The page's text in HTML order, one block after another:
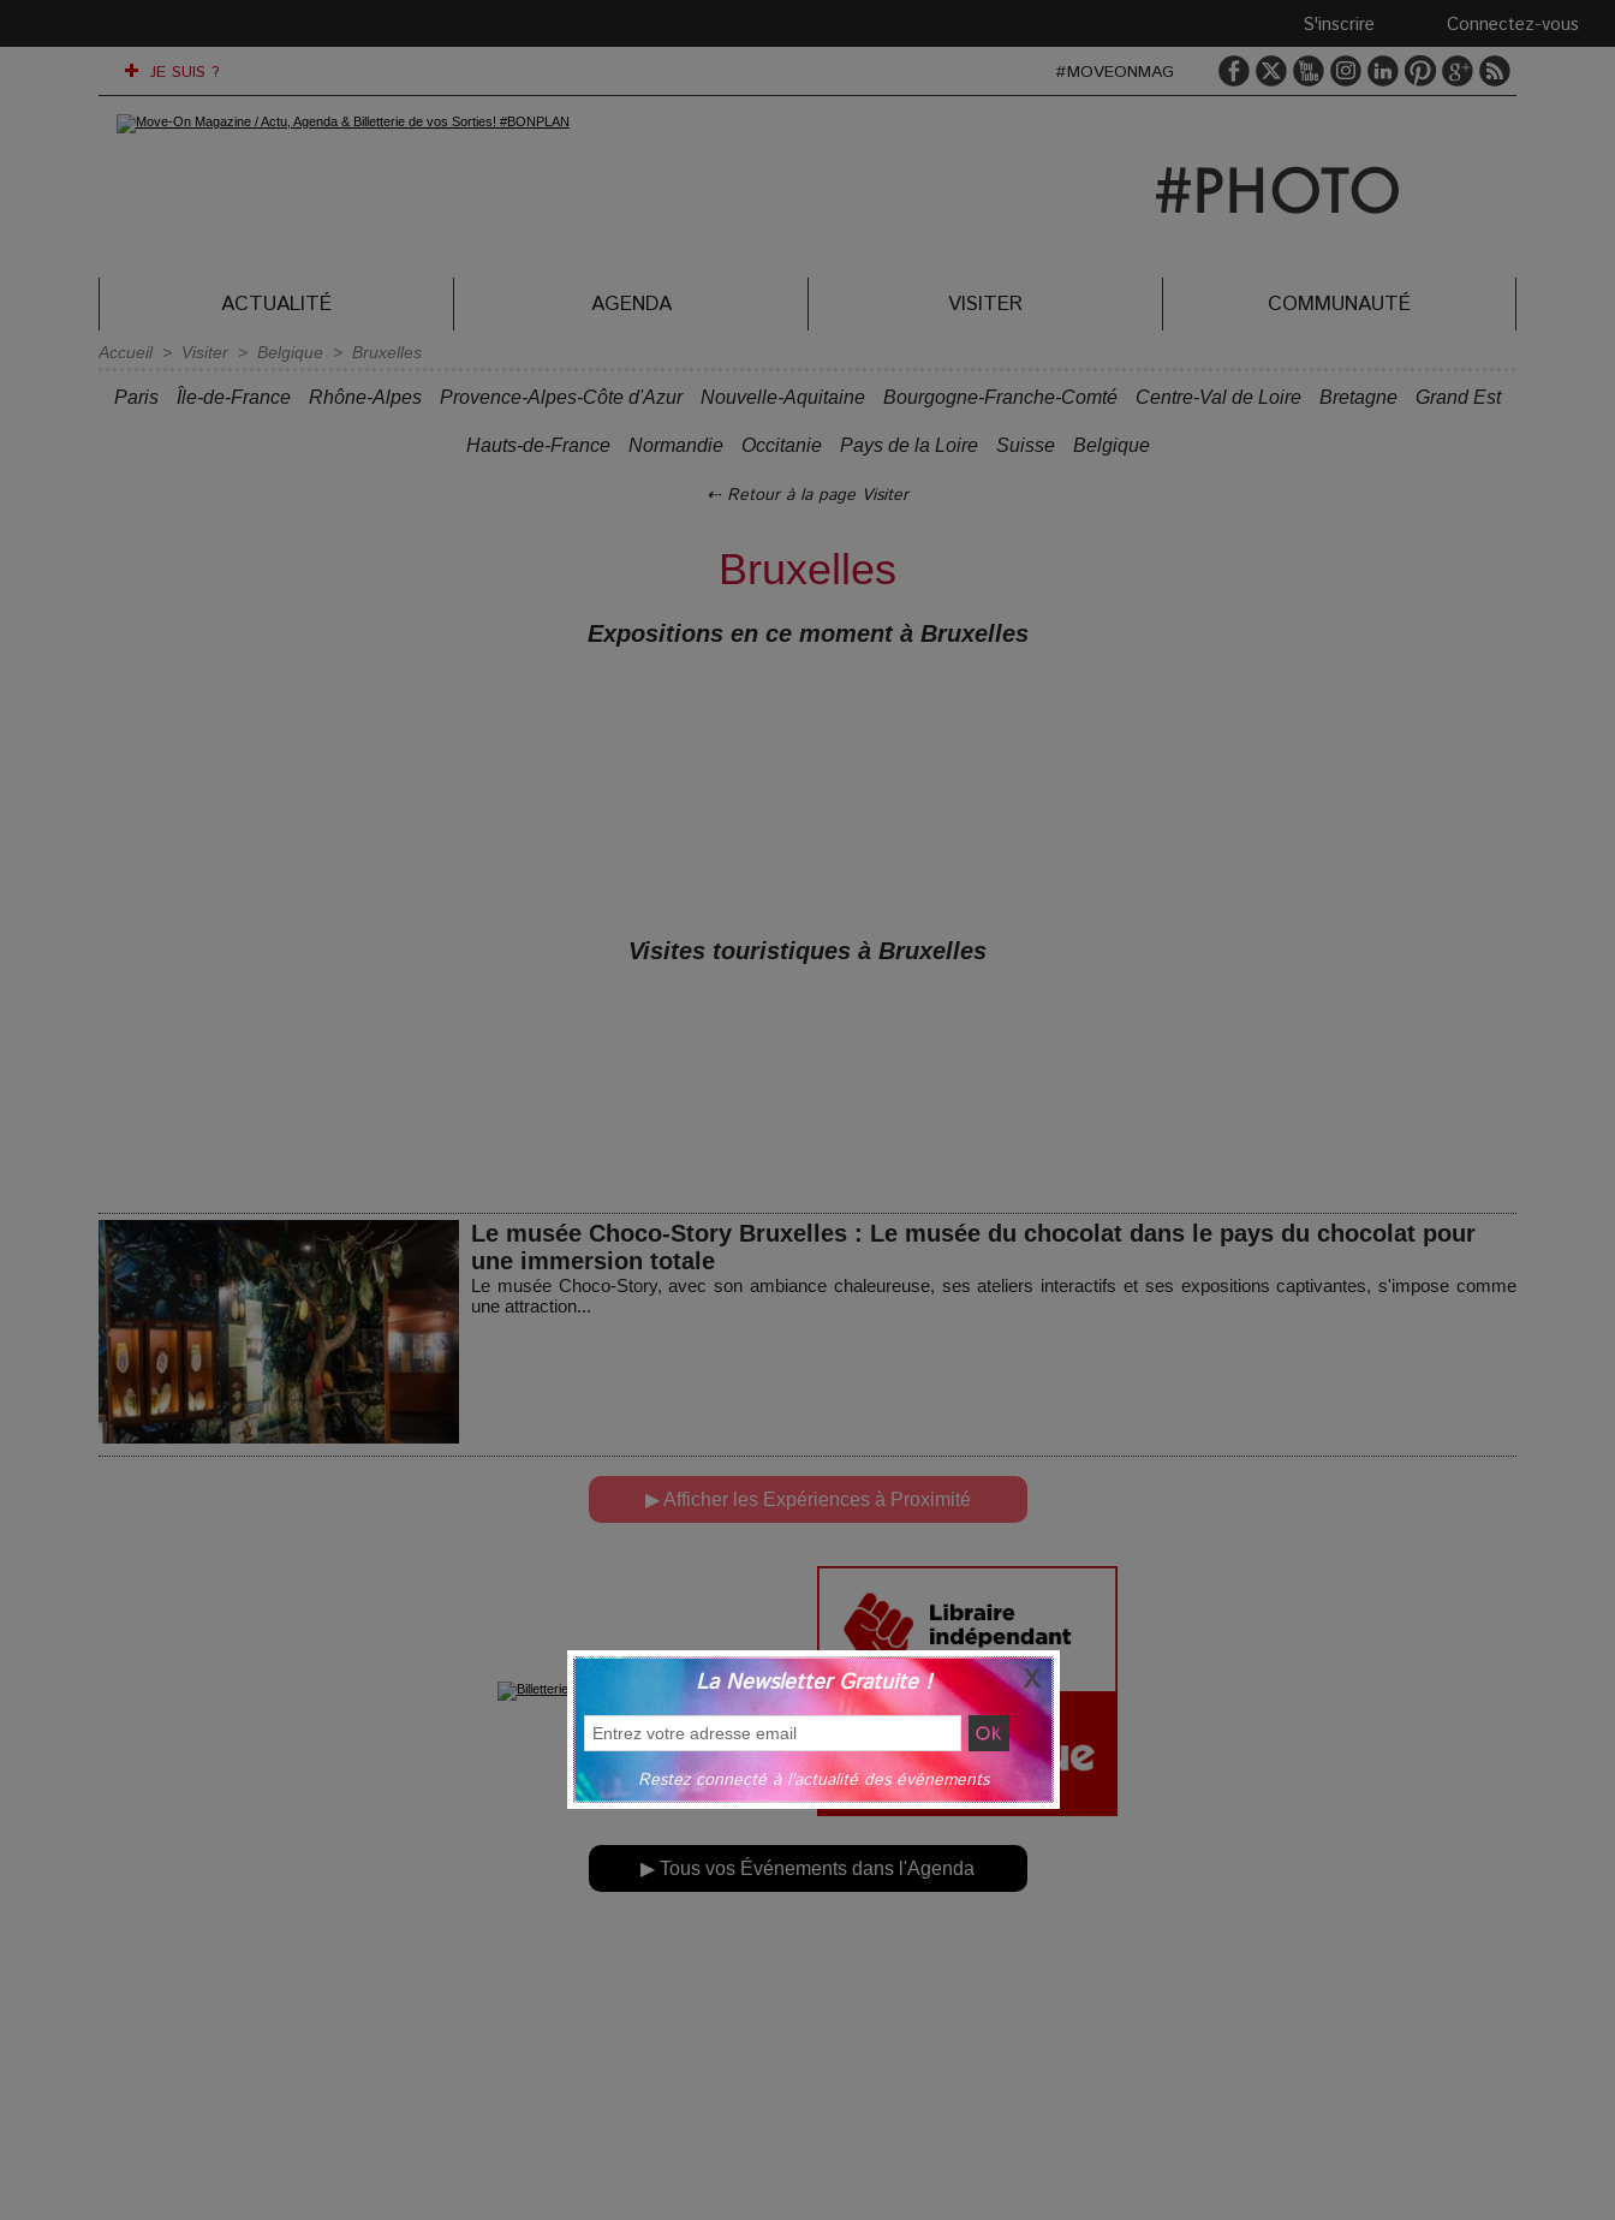
Connectez-vous
S'inscrire
JE SUIS ? #MOVEONMAG
ACTUALITÉ AGENDA VISITER COMMUNAUTÉ
Accueil > Visiter > Belgique > Bruxelles
Paris Île-de-France Rhône-Alpes Provence-Alpes-Côte d'Azur Nouvelle-Aquitaine Bourgogne-Franche-Comté Centre-Val de Loire Bretagne Grand Est
Hauts-de-France Normandie Occitanie Pays de la Loire Suisse Belgique
⇠ Retour à la page Visiter
Bruxelles
Expositions en ce moment à Bruxelles
Visites touristiques à Bruxelles
Le musée Choco-Story Bruxelles : Le musée du chocolat dans le pays du chocolat pour
une immersion totale
Le musée Choco-Story, avec son ambiance chaleureuse, ses ateliers interactifs et ses expositions captivantes, s'impose comme
une attraction...
▶ Afficher les Expériences à Proximité
▶ Tous vos Événements dans l'Agenda
La Newsletter Gratuite !
Restez connecté à l'actualité des événements